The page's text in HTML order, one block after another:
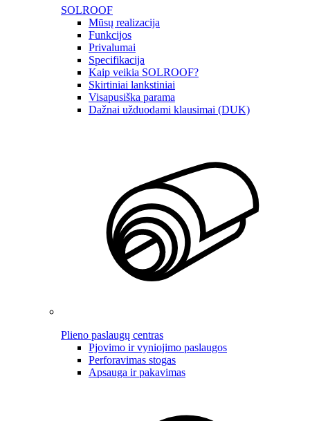
SOLROOF
Mūsų realizacija
Funkcijos
Privalumai
Specifikacija
Kaip veikia SOLROOF?
Skirtiniai lankstiniai
Visapusiška parama
Dažnai užduodami klausimai (DUK)
Plieno paslaugų centras
Pjovimo ir vyniojimo paslaugos
Perforavimas stogas
Apsauga ir pakavimas